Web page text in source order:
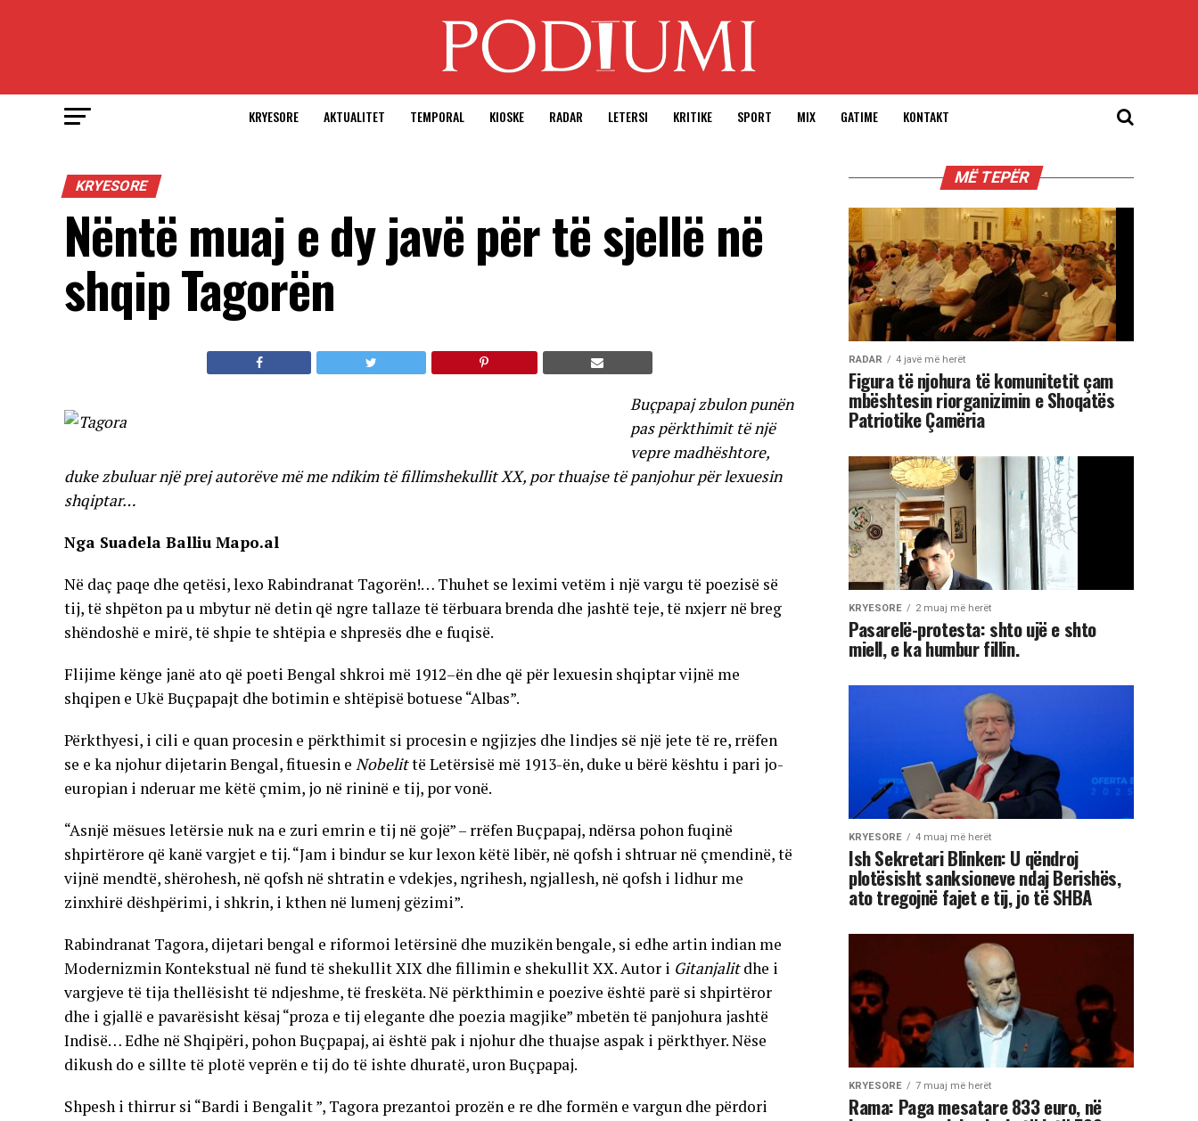
KRYESORE AKTUALITET TEMPORAL KIOSKE RADAR LETERSI KRITIKE SPORT MIX GATIME KONTAKT
KRYESORE
Nëntë muaj e dy javë për të sjellë në
shqip Tagorën
Buçpapaj zbulon punën
pas përkthimit të një
vepre madhështore,
duke zbuluar një prej autorëve më me ndikim të fillimshekullit XX, por thuajse të panjohur për lexuesin
shqiptar…
Nga Suadela Balliu Mapo.al
Në daç paqe dhe qetësi, lexo Rabindranat Tagorën!… Thuhet se leximi vetëm i një vargu të poezisë së
tij, të shpëton pa u mbytur në detin që ngre tallaze të tërbuara brenda dhe jashtë teje, të nxjerr në breg
shëndoshë e mirë, të shpie te shtëpia e shpresës dhe e fuqisë.
Flijime kënge janë ato që poeti Bengal shkroi më 1912–ën dhe që për lexuesin shqiptar vijnë me
shqipen e Ukë Buçpapajt dhe botimin e shtëpisë botuese “Albas”.
Përkthyesi, i cili e quan procesin e përkthimit si procesin e ngjizjes dhe lindjes së një jete të re, rrëfen
se e ka njohur dijetarin Bengal, fituesin e Nobelittë Letërsisë më 1913-ën, duke u bërë kështu i pari jo-
europian i nderuar me këtë çmim, jo në rininë e tij, por vonë.
“Asnjë mësues letërsie nuk na e zuri emrin e tij në gojë” – rrëfen Buçpapaj, ndërsa pohon fuqinë
shpirtërore që kanë vargjet e tij. “Jam i bindur se kur lexon këtë libër, në qofsh i shtruar në çmendinë, të
vijnë mendtë, shërohesh, në qofsh në shtratin e vdekjes, ngrihesh, ngjallesh, në qofsh i lidhur me
zinxhirë dëshpërimi, i shkrin, i kthen në lumenj gëzimi”.
Rabindranat Tagora, dijetari bengal e riformoi letërsinë dhe muzikën bengale, si edhe artin indian me
Modernizmin Kontekstual në fund të shekullit XIX dhe fillimin e shekullit XX. Autor i Gitanjalitdhe i
vargjeve të tija thellësisht të ndjeshme, të freskëta. Në përkthimin e poezive është parë si shpirtëror
dhe i gjallë e pavarësisht kësaj “proza e tij elegante dhe poezia magjike” mbetën të panjohura jashtë
Indisë… Edhe në Shqipëri, pohon Buçpapaj, ai është pak i njohur dhe thuajse aspak i përkthyer. Nëse
dikush do e sillte të plotë veprën e tij do të ishte dhuratë, uron Buçpapaj.
Shpesh i thirrur si “Bardi i Bengalit ”, Tagora prezantoi prozën e re dhe formën e vargun dhe përdori
MË TEPËR
RADAR 4 javë më herët
Figura të njohura të komunitetit çam
mbështesin riorganizimin e Shoqatës
Patriotike Çamëria
KRYESORE 2 muaj më herët
Pasarelë-protesta: shto ujë e shto
miell, e ka humbur fillin.
KRYESORE 4 muaj më herët
Ish Sekretari Blinken: U qëndroj
plotësisht sanksioneve ndaj Berishës,
ato tregojnë fajet e tij, jo të SHBA
KRYESORE 7 muaj më herët
Rama: Paga mesatare 833 euro, në